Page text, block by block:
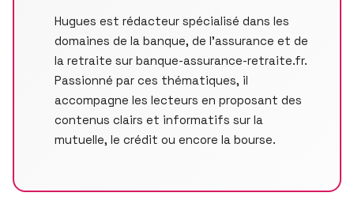
Hugues est rédacteur spécialisé dans les
domaines de la banque, de l’assurance et de
la retraite sur banque-assurance-retraite.fr.
Passionné par ces thématiques, il
accompagne les lecteurs en proposant des
contenus clairs et informatifs sur la
mutuelle, le crédit ou encore la bourse.